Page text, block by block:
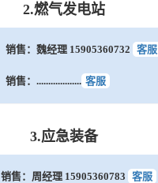
2.燃气发电站
销售：魏经理 15905360732 客服
销售：................... 客服
3.应急装备
销售：周经理 15905360783 客服